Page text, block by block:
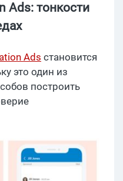
Ads: тонкости
Ads становится
это один из
построить